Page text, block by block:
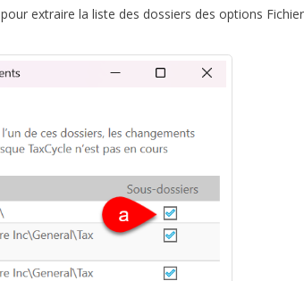
pour extraire la liste des dossiers des options